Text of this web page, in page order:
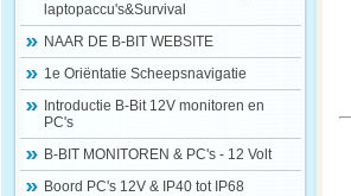
laptopaccu's&Survival
NAAR DE B-BIT WEBSITE
1e Oriëntatie Scheepsnavigatie
Introductie B-Bit 12V monitoren en
PC's
B-BIT MONITOREN & PC's - 12 Volt
Boord PC's 12V & IP40 tot IP68